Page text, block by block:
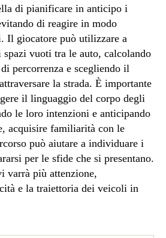
di pianificare in anticipo i
di reagire in modo
Il giocatore può utilizzare a
vuoti tra le auto, calcolando
percorrenza e scegliendo il
la strada. È importante
il linguaggio del corpo degli
le loro intenzioni e anticipando
acquisire familiarità con le
può aiutare a individuare i
per le sfide che si presentano.
varrà più attenzione,
e la traiettoria dei veicoli in